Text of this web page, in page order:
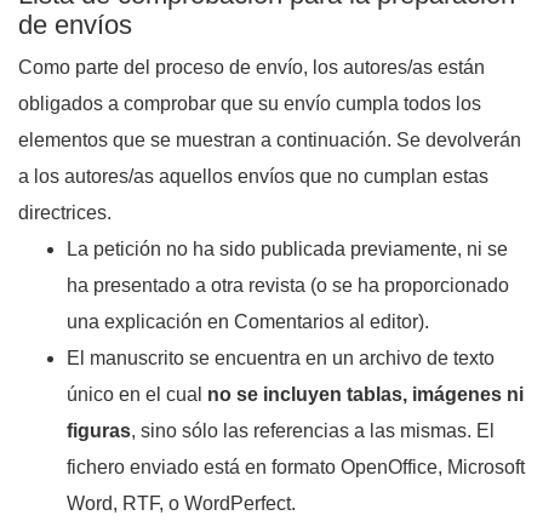
de envíos
Como parte del proceso de envío, los autores/as están
obligados a comprobar que su envío cumpla todos los
elementos que se muestran a continuación. Se devolverán
a los autores/as aquellos envíos que no cumplan estas
directrices.
La petición no ha sido publicada previamente, ni se
ha presentado a otra revista (o se ha proporcionado
una explicación en Comentarios al editor).
El manuscrito se encuentra en un archivo de texto
único en el cual no se incluyen tablas, imágenes ni
figuras, sino sólo las referencias a las mismas. El
fichero enviado está en formato OpenOffice, Microsoft
Word, RTF, o WordPerfect.